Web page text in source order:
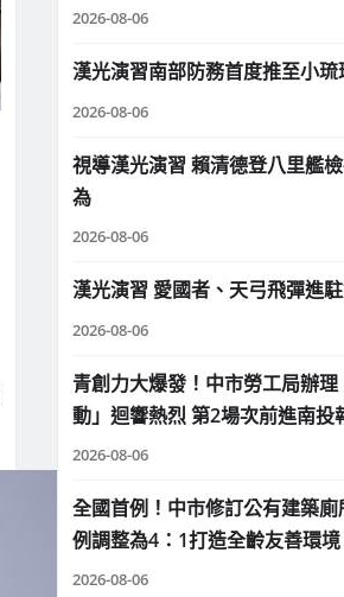
2026-08-06
漢光演習南部防務首度推至小
2026-08-06
視導漢光演習 賴清德登八里艦
為
2026-08-06
漢光演習 愛國者、天弓飛彈進
2026-08-06
青創力大爆發！中市勞工局辦
動」迴響熱烈 第2場次前進南投
2026-08-06
全國首例！中市修訂公有建築
例調整為4：1打造全齡友善環境
2026-08-06